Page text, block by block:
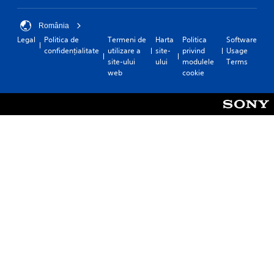
România
Legal
Politica de
confidențialitate
Termeni de
utilizare a
site-ului
web
Harta
site-
ului
Politica
privind
modulele
cookie
Software
Usage
Terms